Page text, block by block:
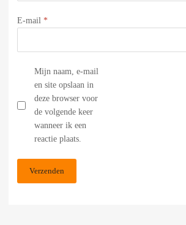
E-mail *
Mijn naam, e-mail
en site opslaan in
deze browser voor
de volgende keer
wanneer ik een
reactie plaats.